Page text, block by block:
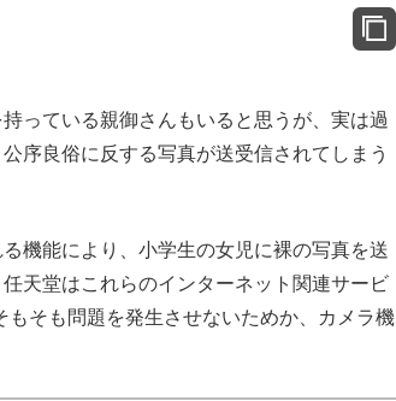
っている親御さんもいると思うが、実は過
序良俗に反する写真が送受信されてしまう
機能により、小学生の女児に裸の写真を送
天堂はこれらのインターネット関連サービ
そも問題を発生させないためか、カメラ機